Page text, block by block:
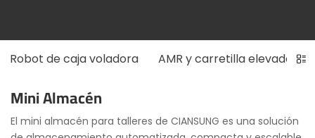
Robot de caja voladora AMR y carretilla elevadora
Mini Almacén
El mini almacén para talleres de CIANSUNG es una solución